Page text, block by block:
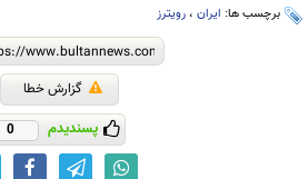
برچسب ها: ایران ، رویترز
گزارش خطا
پسندیدم 0